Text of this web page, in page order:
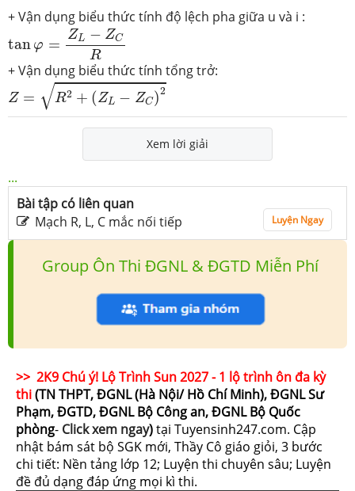
+ Vận dụng biểu thức tính độ lệch pha giữa u và i :
tan φ =
ZL − ZC
R
tanφ =ZL−ZCR
+ Vận dụng biểu thức tính tổng trở:
Z = √R2 + (ZL − ZC)2
Z =R2 +(ZL−ZC)2
Xem lời giải
...
Bài tập có liên quan
Mạch R, L, C mắc nối tiếp
Luyện Ngay
Group Ôn Thi ĐGNL & ĐGTD Miễn Phí
>> 2K9 Chú ý! Lộ Trình Sun 2027 - 1 lộ trình ôn đa kỳ
thi(TN THPT, ĐGNL (Hà Nội/ Hồ Chí Minh), ĐGNL Sư
Phạm, ĐGTD, ĐGNL Bộ Công an, ĐGNL Bộ Quốc
phòng- Click xem ngay)tại Tuyensinh247.com. Cập
nhật bám sát bộ SGK mới, Thầy Cô giáo giỏi, 3 bước
chi tiết: Nền tảng lớp 12; Luyện thi chuyên sâu; Luyện
đề đủ dạng đáp ứng mọi kì thi.